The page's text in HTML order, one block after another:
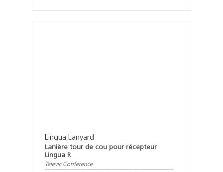
Lingua Lanyard
Lanière tour de cou pour récepteur
Lingua R
Televic Conference